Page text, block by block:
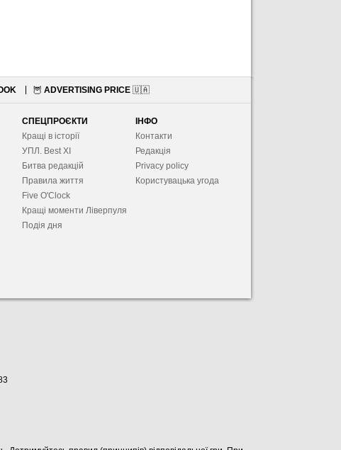
🦉 ADVERTISING PRICE 🇺🇦
СПЕЦПРОЄКТИ
Кращі в історії
УПЛ. Best XІ
Битва редакцій
Правила життя
Five O'Clock
Кращі моменти Ліверпуля
Подія дня
ІНФО
Контакти
Редакція
Privacy policy
Користувацька угода